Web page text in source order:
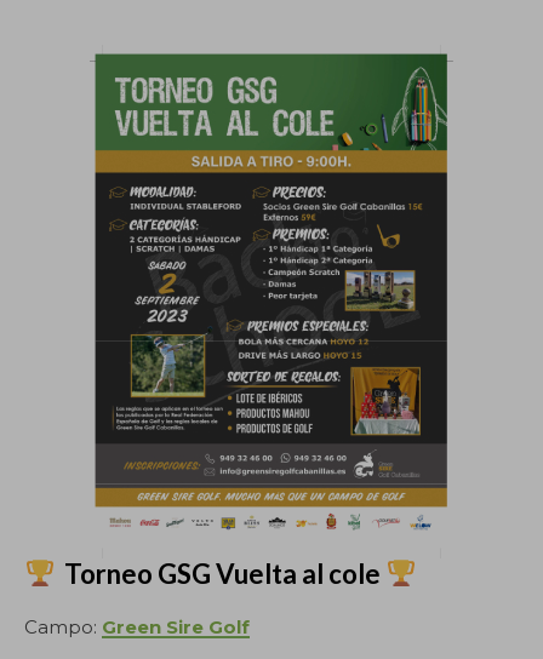
Torneo GSG Vuelta al cole
Campo: Green Sire Golf